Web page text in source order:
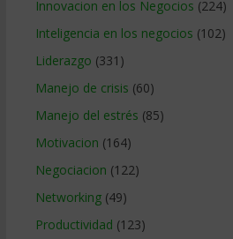
Innovacion en los Negocios (224)
Inteligencia en los negocios (102)
Liderazgo (331)
Manejo de crisis (60)
Manejo del estrés (85)
Motivacion (164)
Negociacion (122)
Networking(49)
Productividad (123)